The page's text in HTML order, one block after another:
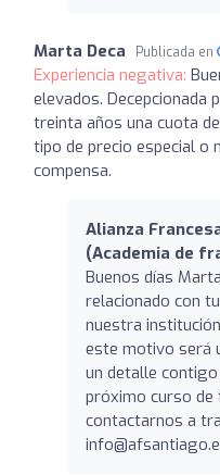
Marta Deca Publicada en
Experiencia negativa:
elevados. Decepcionada
treinta años una cuota
tipo de precio especial o
compensa.
Alianza
(Academia de
Buenos días
relacionado con
nuestra
este motivo será
un detalle
próximo curso de
contactarnos a